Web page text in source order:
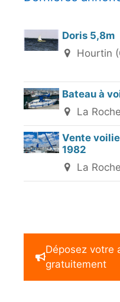
Doris 5,8m
Hourtin
Bateau à
La
Vente
1982
La
Déposez votre
gratuitement